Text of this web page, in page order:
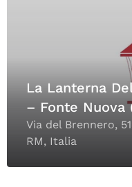
La Lanterna
– Fonte Nuova
Via del Brennero,
RM, Italia